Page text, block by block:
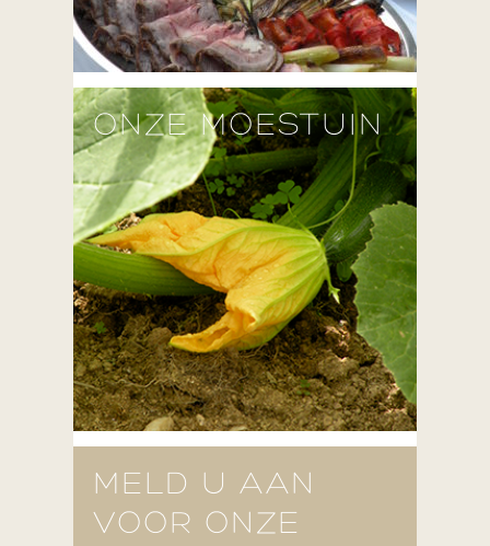
ONZE MOESTUIN
MELD U AAN
VOOR ONZE